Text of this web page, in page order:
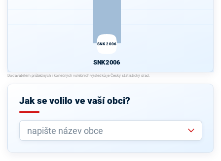
SNK 2006
SNK 2006
Jak se volilo ve vaší obci?